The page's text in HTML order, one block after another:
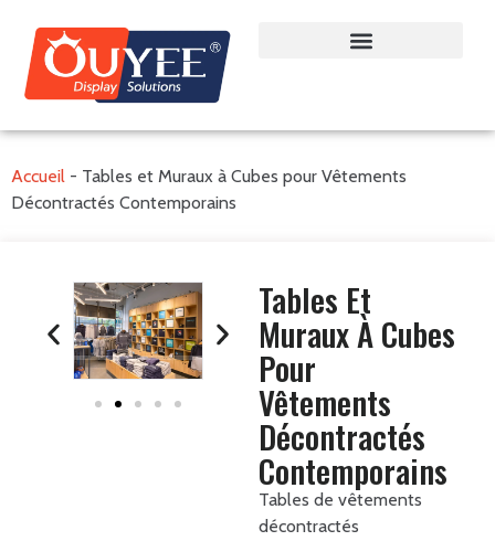
Accueil - Tables et Muraux à Cubes pour Vêtements
Décontractés Contemporains
Tables Et
Muraux À Cubes
Pour
Vêtements
Décontractés
Contemporains
Tables de vêtements
décontractés